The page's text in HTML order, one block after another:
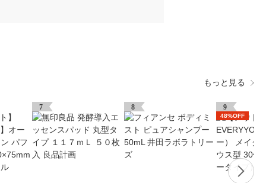
もっと見る
7 8 9
48%OFF